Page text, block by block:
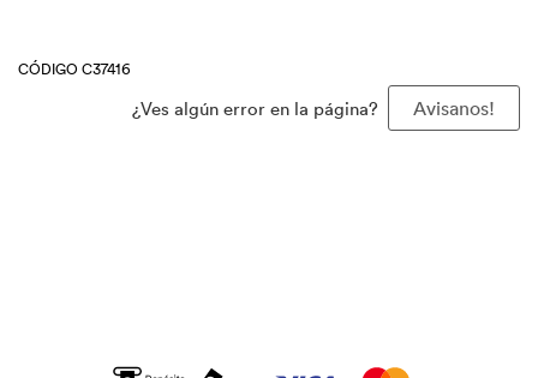
CÓDIGO C37416
¿Ves algún error en la página? Avisanos!